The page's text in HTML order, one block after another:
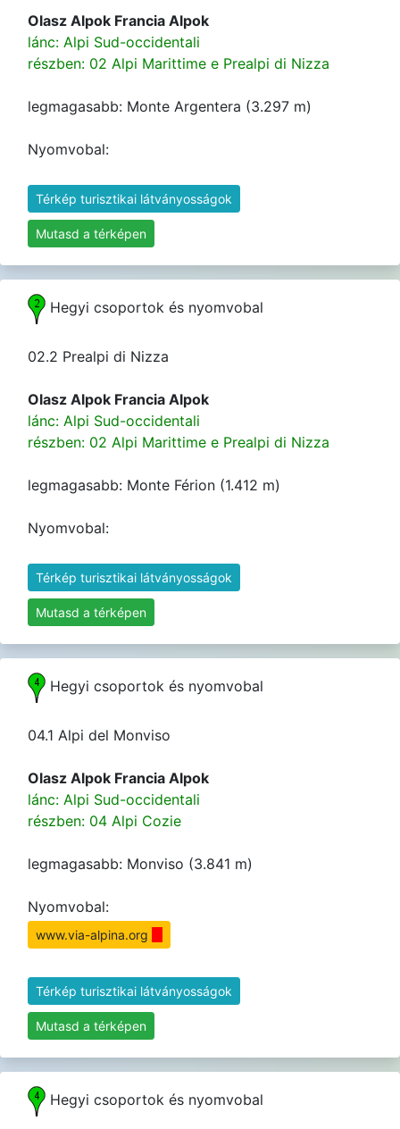
Olasz Alpok Francia Alpok
lánc: Alpi Sud-occidentali
részben: 02 Alpi Marittime e Prealpi di Nizza
legmagasabb: Monte Argentera (3.297 m)
Nyomvobal:
Térkép turisztikai látványosságok
Mutasd a térképen
Hegyi csoportok és nyomvobal
02.2 Prealpi di Nizza
Olasz Alpok Francia Alpok
lánc: Alpi Sud-occidentali
részben: 02 Alpi Marittime e Prealpi di Nizza
legmagasabb: Monte Férion (1.412 m)
Nyomvobal:
Térkép turisztikai látványosságok
Mutasd a térképen
Hegyi csoportok és nyomvobal
04.1 Alpi del Monviso
Olasz Alpok Francia Alpok
lánc: Alpi Sud-occidentali
részben: 04 Alpi Cozie
legmagasabb: Monviso (3.841 m)
Nyomvobal:
www.via-alpina.org
Térkép turisztikai látványosságok
Mutasd a térképen
Hegyi csoportok és nyomvobal